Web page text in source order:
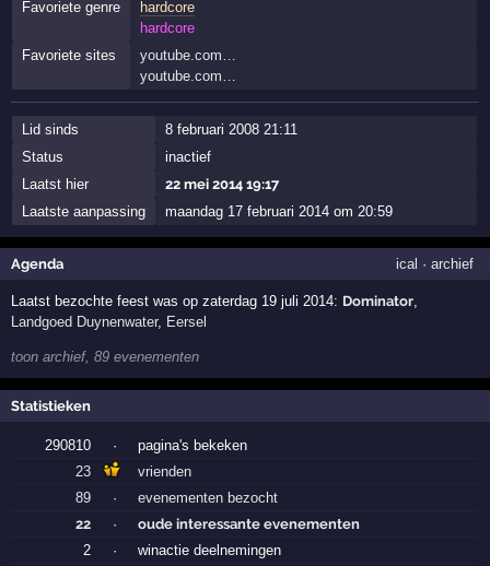
Favoriete genre
hardcore
hardcore
Favoriete sites
youtube.com…
youtube.com…
Lid sinds
8 februari 2008 21:11
Status
inactief
Laatst hier
22 mei 2014 19:17
Laatste aanpassing
maandag 17 februari 2014 om 20:59
Agenda ical · archief
Laatst bezochte feest was op zaterdag 19 juli 2014: Dominator,
Landgoed Duynenwater, Eersel
toon archief, 89 evenementen
Statistieken
290810 ·
pagina's bekeken
23
vrienden
89
·
evenementen bezocht
22
·
oude interessante evenementen
2
·
winactie deelnemingen